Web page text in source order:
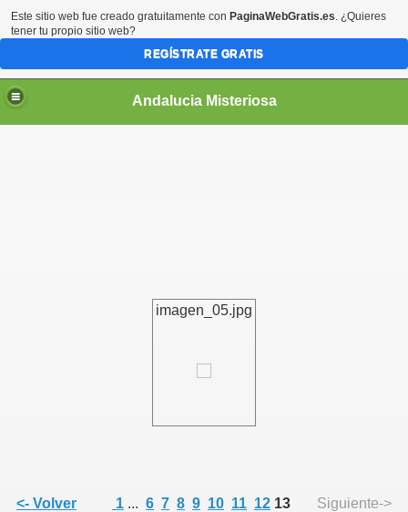
Andalucia Misteriosa
imagen_05.jpg
<- Volver 1 ... 6 7 8 9 10 11 12 13 Siguiente->
Este sitio web fue creado gratuitamente con PaginaWebGratis.es. ¿Quieres
tener tu propio sitio web?
REGÍSTRATE GRATIS